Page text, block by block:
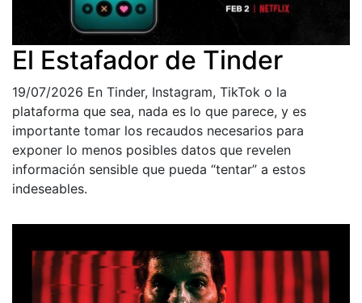
El Estafador de Tinder
19/07/2026 En Tinder, Instagram, TikTok o la
plataforma que sea, nada es lo que parece, y es
importante tomar los recaudos necesarios para
exponer lo menos posibles datos que revelen
información sensible que pueda “tentar” a estos
indeseables.